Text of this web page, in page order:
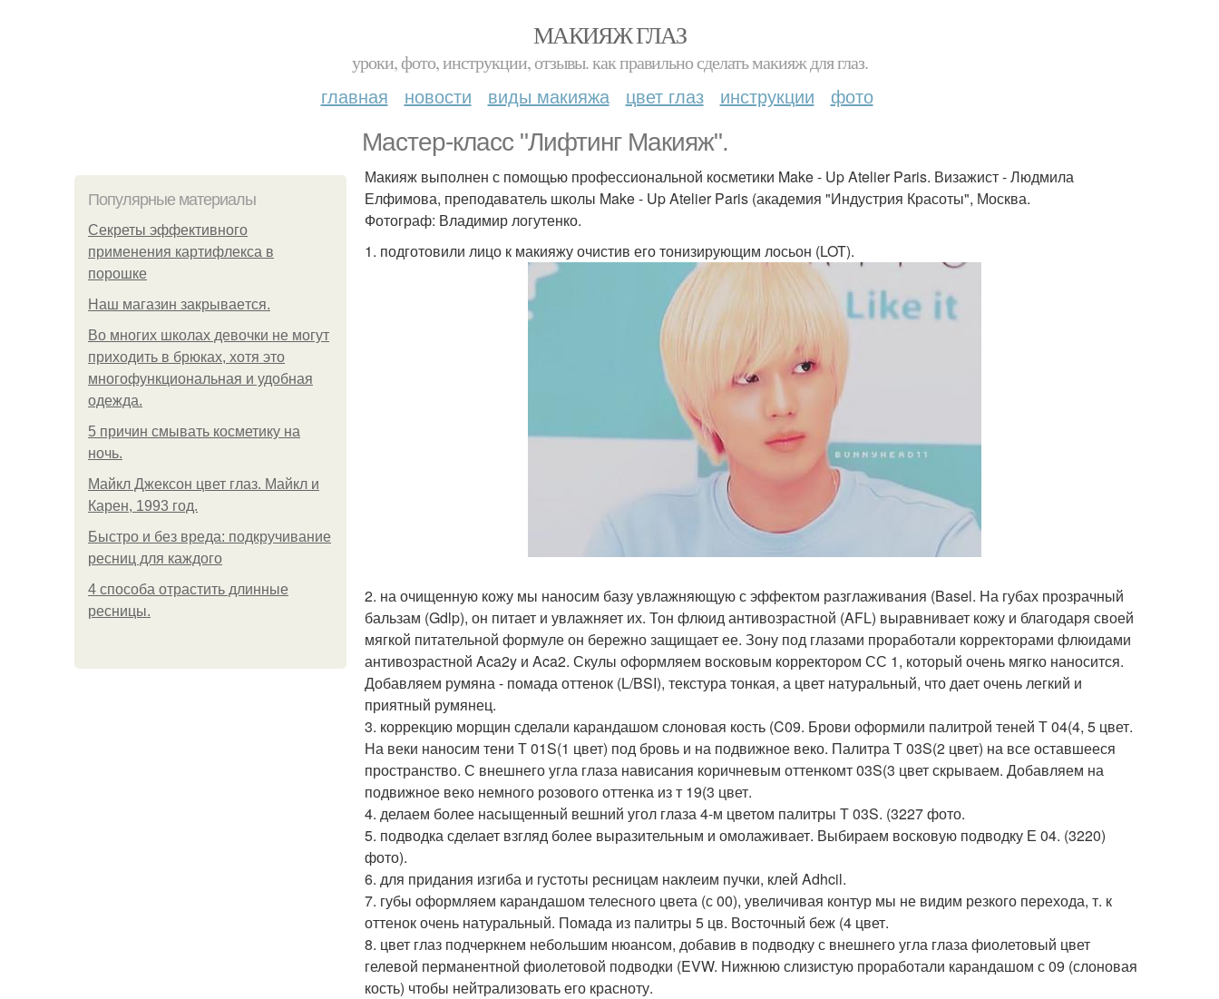
МАКИЯЖ ГЛАЗ
уроки, фото, инструкции, отзывы. как правильно сделать макияж для глаз.
главная новости виды макияжа цвет глаз инструкции фото
Мастер-класс "Лифтинг Макияж".
Популярные материалы
Секреты эффективного
применения картифлекса в
порошке
Нaш магaзин зaкрывaeтся.
Во многих школах девочки не могут
приходить в брюках, хотя это
многофункциональная и удобная
одежда.
5 причин смывать косметику на
ночь.
Майкл Джексон цвет глаз. Майкл и
Карен, 1993 год.
Быстро и без вреда: подкручивание
ресниц для каждого
4 способа отрастить длинные
ресницы.
Макияж выполнен с помощью профессиональной косметики Make - Up Atelier Paris. Визажист - Людмила
Елфимова, преподаватель школы Make - Up Atelier Paris (академия "Индустрия Красоты", Москва.
Фотограф: Владимир логутенко.
1. подготовили лицо к макияжу очистив его тонизирующим лосьон (LOT).
2. на очищенную кожу мы наносим базу увлажняющую с эффектом разглаживания (Basel. На губах прозрачный
бальзам (Gdlp), он питает и увлажняет их. Тон флюид антивозрастной (AFL) выравнивает кожу и благодаря своей
мягкой питательной формуле он бережно защищает ее. Зону под глазами проработали корректорами флюидами
антивозрастной Aca2y и Aca2. Скулы оформляем восковым корректором СС 1, который очень мягко наносится.
Добавляем румяна - помада оттенок (L/BSI), текстура тонкая, а цвет натуральный, что дает очень легкий и
приятный румянец.
3. коррекцию морщин сделали карандашом слоновая кость (C09. Брови оформили палитрой теней Т 04(4, 5 цвет.
На веки наносим тени Т 01S(1 цвет) под бровь и на подвижное веко. Палитра Т 03S(2 цвет) на все оставшееся
пространство. С внешнего угла глаза нависания коричневым оттенкомт 03S(3 цвет скрываем. Добавляем на
подвижное веко немного розового оттенка из т 19(3 цвет.
4. делаем более насыщенный вешний угол глаза 4-м цветом палитры Т 03S. (3227 фото.
5. подводка сделает взгляд более выразительным и омолаживает. Выбираем восковую подводку Е 04. (3220)
фото).
6. для придания изгиба и густоты ресницам наклеим пучки, клей Adhcil.
7. губы оформляем карандашом телесного цвета (с 00), увеличивая контур мы не видим резкого перехода, т. к
оттенок очень натуральный. Помада из палитры 5 цв. Восточный беж (4 цвет.
8. цвет глаз подчеркнем небольшим нюансом, добавив в подводку с внешнего угла глаза фиолетовый цвет
гелевой перманентной фиолетовой подводки (EVW. Нижнюю слизистую проработали карандашом с 09 (слоновая
кость) чтобы нейтрализовать его красноту.